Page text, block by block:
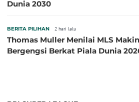
Dunia 2030
BERITA PILIHAN 2 hari lalu
Thomas Muller Menilai MLS Makin
Bergengsi Berkat Piala Dunia